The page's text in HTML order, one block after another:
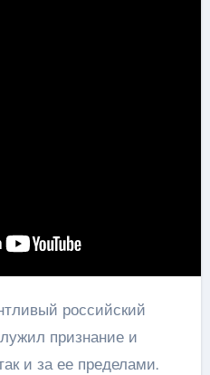
российский
признание и
и за ее пределами.